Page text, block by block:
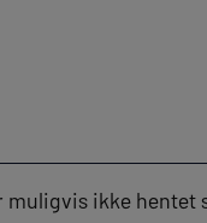
ikke hentet